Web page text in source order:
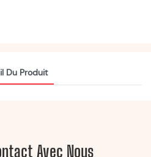
Du Produit
Avec Nous